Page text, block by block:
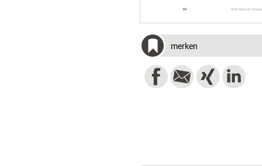
merken